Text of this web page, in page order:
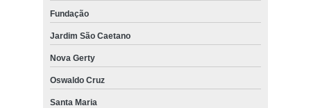
Fundação
Jardim São Caetano
Nova Gerty
Oswaldo Cruz
Santa Maria